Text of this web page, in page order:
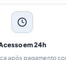
em 24h
após pagamento